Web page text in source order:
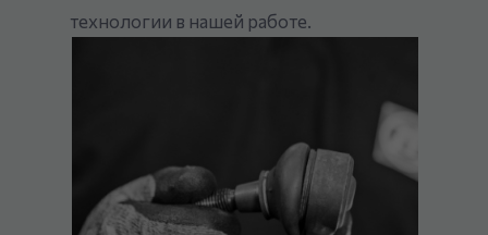
технологии в нашей работе.